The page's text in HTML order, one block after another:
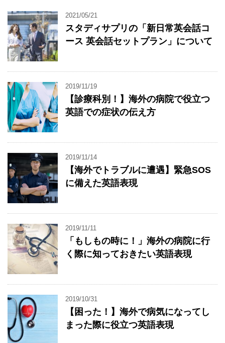
2021/05/21
スタディサプリの「新日常英会話コ
ース 英会話セットプラン」について
2019/11/19
【診療科別！】海外の病院で役立つ
英語での症状の伝え方
2019/11/14
【海外でトラブルに遭遇】緊急SOS
に備えた英語表現
2019/11/11
「もしもの時に！」海外の病院に行
く際に知っておきたい英語表現
2019/10/31
【困った！】海外で病気になってし
まった際に役立つ英語表現